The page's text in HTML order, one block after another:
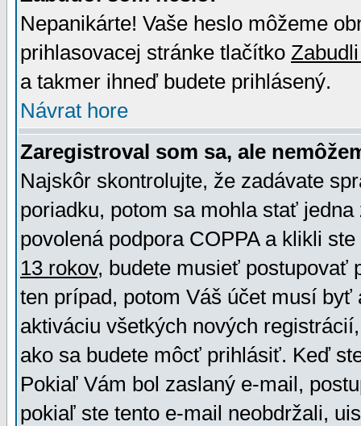
Nepanikárte! Vaše heslo môžeme
prihlasovacej stránke tlačítko
a takmer ihneď budete prihlásený.
Návrat hore
Zaregistroval som sa, ale
Najskôr skontrolujte, že zadávate
poriadku, potom sa mohla stať
povolená podpora COPPA a klikli
13 rokov, budete musieť postupovať
ten prípad, potom Váš účet musí
aktiváciu všetkých nových
ako sa budete môcť prihlásiť. Keď
Pokiaľ Vám bol zaslaný e-mail,
pokiaľ ste tento e-mail neobdržali,